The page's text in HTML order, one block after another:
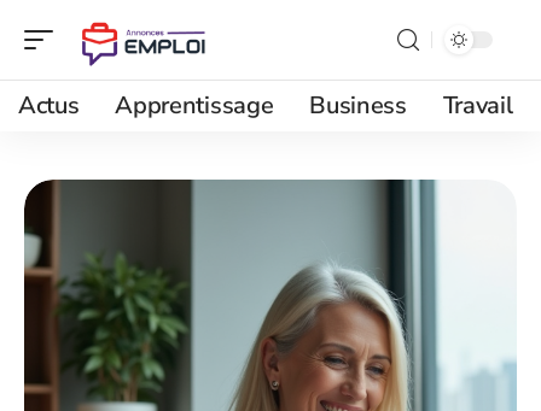
Actus Apprentissage Business Travail